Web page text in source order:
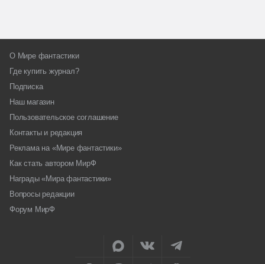
О Мире фантастики
Где купить журнал?
Подписка
Наш магазин
Пользовательское соглашение
Контакты и редакция
Реклама на «Мире фантастики»
Как стать автором МирФ
Награды «Мира фантастики»
Вопросы редакции
Форум МирФ